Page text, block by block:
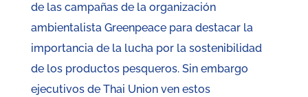
de las campañas de la organización
ambientalista Greenpeace para destacar la
importancia de la lucha por la sostenibilidad
de los productos pesqueros. Sin embargo
ejecutivos de Thai Union ven estos